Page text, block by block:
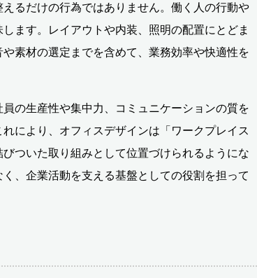
るだけの行為ではありません。働く人の行動や
ます。レイアウトや内装、照明の配置にとどま
素材の選定までを含めて、業務効率や快適性を
の生産性や集中力、コミュニケーションの質を
により、オフィスデザインは「ワークプレイス
ついた取り組みとして位置づけられるようにな
、企業活動を支える基盤としての役割を担って